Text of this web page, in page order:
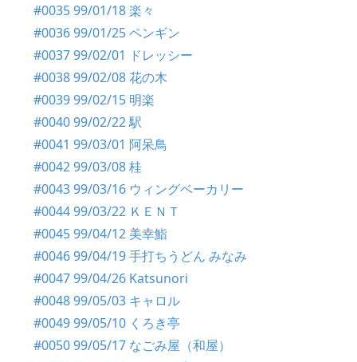
#0035 99/01/18 楽々
#0036 99/01/25 ペンギン
#0037 99/02/01 ドレッシー
#0038 99/02/08 花の木
#0039 99/02/15 明楽
#0040 99/02/22 駅
#0041 99/03/01 阿呆鳥
#0042 99/03/08 桂
#0043 99/03/16 ウィングベーカリー
#0044 99/03/22 ＫＥＮＴ
#0045 99/04/12 美幸鮨
#0046 99/04/19 手打ちうどん みなみ
#0047 99/04/26 Katsunori
#0048 99/05/03 キャロル
#0049 99/05/10 くろき亭
#0050 99/05/17 なごみ屋（和屋）